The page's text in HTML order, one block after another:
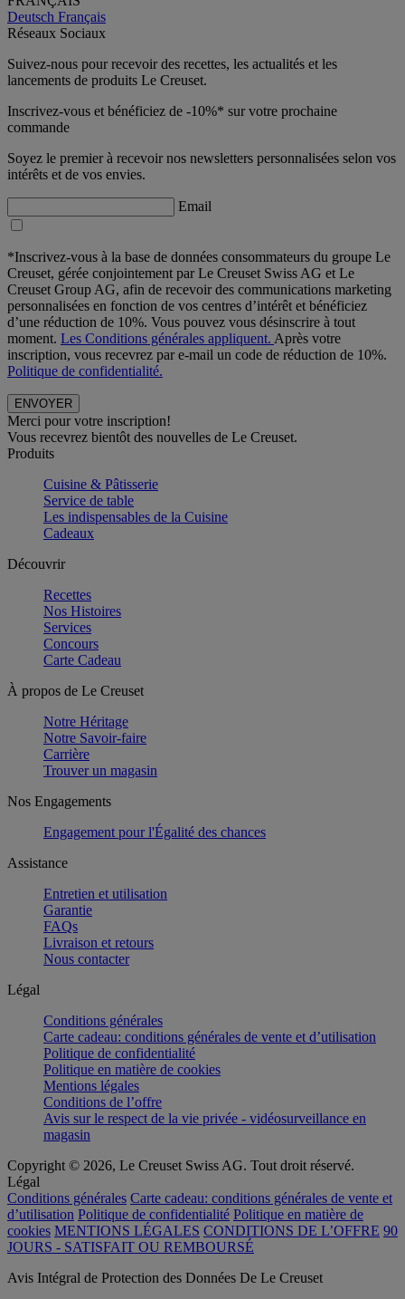
Deutsch Français
Réseaux Sociaux
Suivez-nous pour recevoir des recettes, les actualités et les
lancements de produits Le Creuset.
Inscrivez-vous et bénéficiez de -10%* sur votre prochaine
commande
Soyez le premier à recevoir nos newsletters personnalisées selon vos
intérêts et de vos envies.
Email
*Inscrivez-vous à la base de données consommateurs du groupe Le
Creuset, gérée conjointement par Le Creuset Swiss AG et Le
Creuset Group AG, afin de recevoir des communications marketing
personnalisées en fonction de vos centres d’intérêt et bénéficiez
d’une réduction de 10%. Vous pouvez vous désinscrire à tout
moment. Les Conditions générales appliquent. Après votre
inscription, vous recevrez par e-mail un code de réduction de 10%.
Politique de confidentialité.
Merci pour votre inscription!
Vous recevrez bientôt des nouvelles de Le Creuset.
Produits
Cuisine & Pâtisserie
Service de table
Les indispensables de la Cuisine
Cadeaux
Découvrir
Recettes
Nos Histoires
Services
Concours
Carte Cadeau
À propos de Le Creuset
Notre Héritage
Notre Savoir-faire
Carrière
Trouver un magasin
Nos Engagements
Engagement pour l'Égalité des chances
Assistance
Entretien et utilisation
Garantie
FAQs
Livraison et retours
Nous contacter
Légal
Conditions générales
Carte cadeau: conditions générales de vente et d’utilisation
Politique de confidentialité
Politique en matière de cookies
Mentions légales
Conditions de l’offre
Avis sur le respect de la vie privée - vidéosurveillance en
magasin
Copyright © 2026, Le Creuset Swiss AG. Tout droit réservé.
Légal
Conditions générales Carte cadeau: conditions générales de vente et
d’utilisation Politique de confidentialité Politique en matière de
cookies MENTIONS LÉGALES CONDITIONS DE L’OFFRE 90
JOURS - SATISFAIT OU REMBOURSÉ
Avis Intégral de Protection des Données De Le Creuset